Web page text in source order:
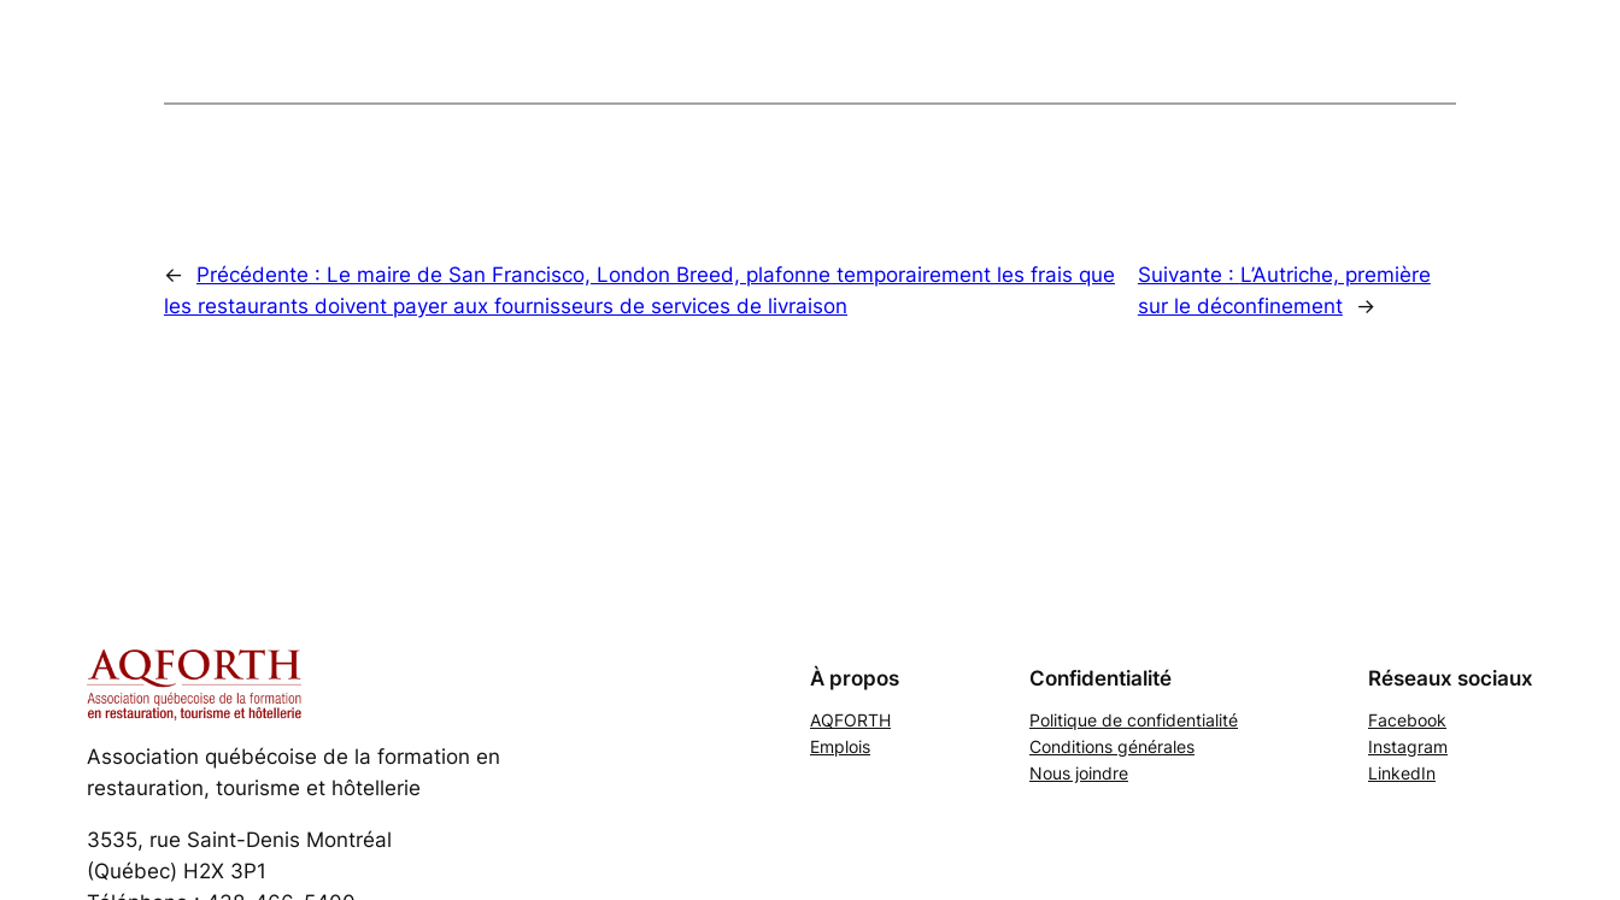
← Précédente : Le maire de San Francisco, London Breed, plafonne temporairement les frais que
les restaurants doivent payer aux fournisseurs de services de livraison
Suivante : L’Autriche, première
sur le déconfinement
→
Association québécoise de la formation en
restauration, tourisme et hôtellerie
3535, rue Saint-Denis Montréal
(Québec) H2X 3P1
À propos
AQFORTH
Emplois
Confidentialité
Politique de confidentialité
Conditions générales
Nous joindre
Réseaux sociaux
Facebook
Instagram
LinkedIn